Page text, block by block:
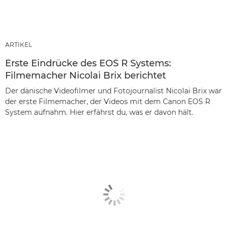
ARTIKEL
Erste Eindrücke des EOS R Systems:
Filmemacher Nicolai Brix berichtet
Der dänische Videofilmer und Fotojournalist Nicolai Brix war
der erste Filmemacher, der Videos mit dem Canon EOS R
System aufnahm. Hier erfährst du, was er davon hält.